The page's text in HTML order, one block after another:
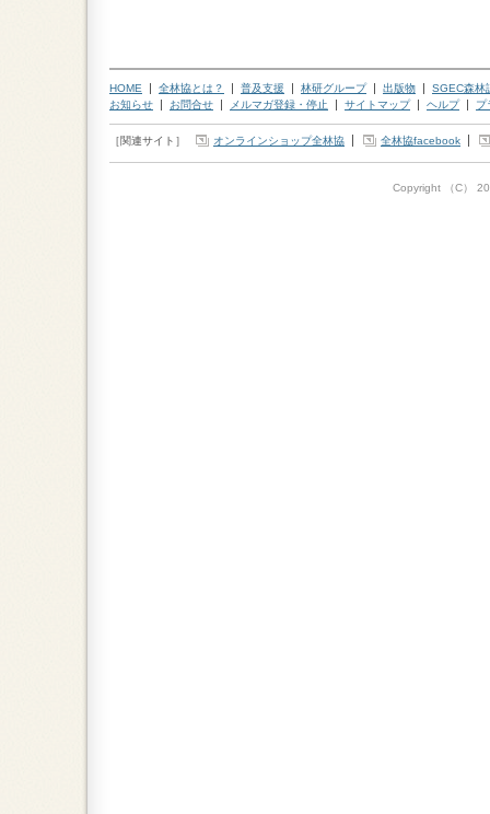
HOME 全林協とは？ 普及支援 林研グループ 出版物
SGEC森林
お知らせ
お問合せ メルマガ登録・停止 サイトマップ ヘルプ プ
［関連サイト］ オンラインショップ全林協 全林協facebook
Copyright （C）